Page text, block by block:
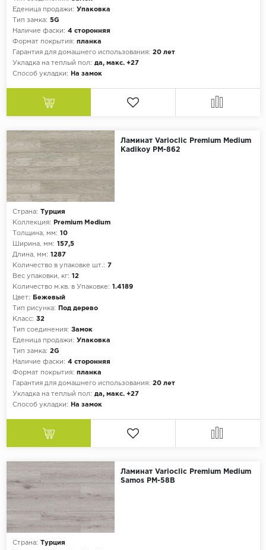
Еденица продажи: Упаковка
Тип замка: 5G
Наличие фаски: 4 сторонняя
Формат покрытия: планка
Гарантия для домашнего использования: 20 лет
Укладка на теплый пол: да, макс. +27
Способ укладки:
На замок
Ламинат Varioclic Premium Medium
Kadikoy PM-862
Страна: Турция
Коллекция:
Premium Medium
Толщина, мм: 10
Ширина, мм: 157,5
Длина, мм: 1287
Количество в упаковке шт.: 7
Вес упаковки, кг: 12
Количество м.кв. в Упаковке: 1.4189
Цвет:
Бежевый
Тип рисунка:
Под дерево
Класс: 32
Тип соединения: Замок
Еденица продажи: Упаковка
Тип замка: 2G
Наличие фаски: 4 сторонняя
Формат покрытия: планка
Гарантия для домашнего использования: 20 лет
Укладка на теплый пол: да, макс. +27
Способ укладки:
На замок
Ламинат Varioclic Premium Medium
Samos PM-58B
Страна: Турция